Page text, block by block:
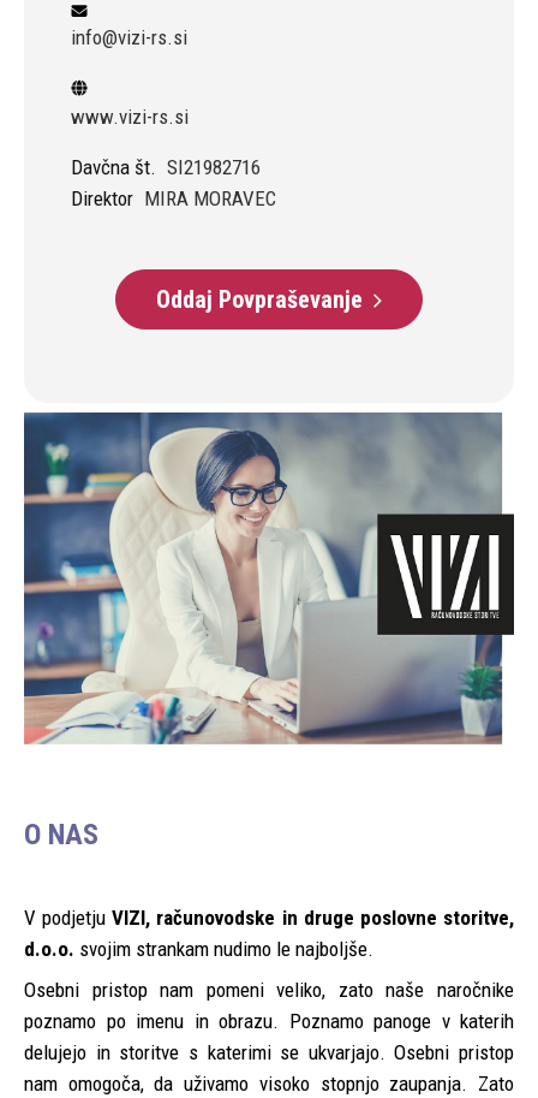
info@vizi-rs.si
www.vizi-rs.si
Davčna št. SI21982716
Direktor MIRA MORAVEC
Oddaj Povpraševanje
O NAS
V podjetjuVIZI, računovodske in druge poslovne storitve,
d.o.o. svojim strankam nudimo le najboljše.
Osebni pristop nam pomeni veliko, zato naše naročnike
poznamo po imenu in obrazu. Poznamo panoge v katerih
delujejo in storitve s katerimi se ukvarjajo. Osebni pristop
nam omogoča, da uživamo visoko stopnjo zaupanja. Zato